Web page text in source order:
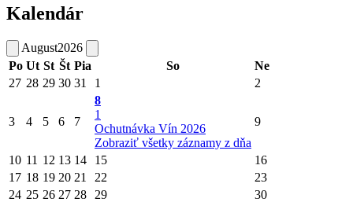
Kalendár
August2026
Po Ut St Št Pia So
Ne
27 28 29 30 31 1 2
3 4 5 6 7
8
1
Ochutnávka Vín 2026
Zobraziť všetky záznamy z dňa
9
10 11 12 13 14 15
16
17 18 19 20 21 22
23
24 25 26 27 28 29
30